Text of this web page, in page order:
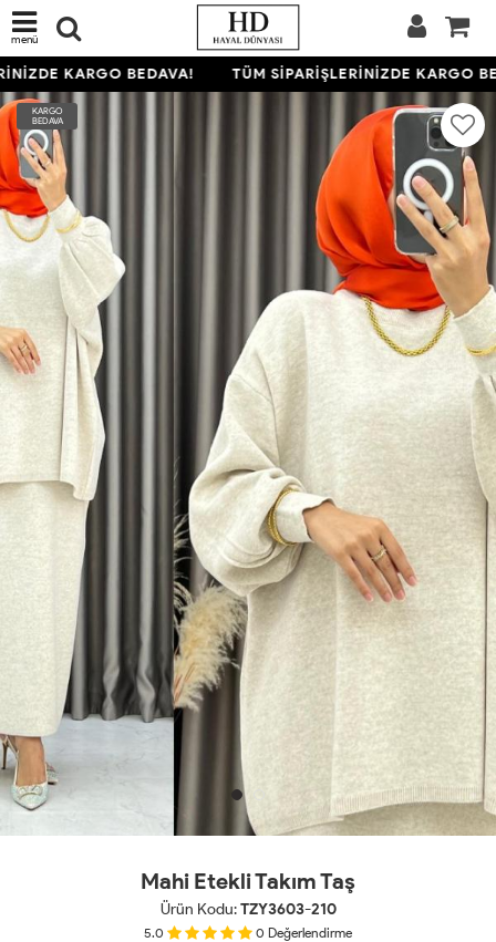
menü
KARGO BEDAVA! TÜM SİPARİŞLERİNİZDE KARGO
KARGO
BEDAVA
Mahi Etekli Takım Taş
Ürün Kodu:TZY3603-210
5.0 0 Değerlendirme